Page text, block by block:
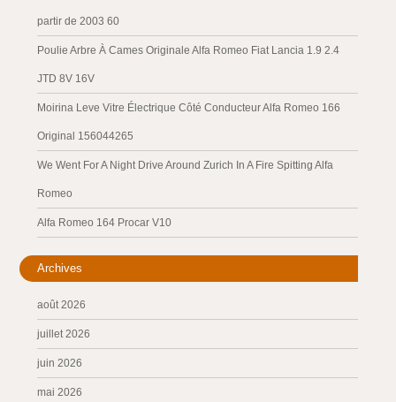
partir de 2003 60
Poulie Arbre À Cames Originale Alfa Romeo Fiat Lancia 1.9 2.4
JTD 8V 16V
Moirina Leve Vitre Électrique Côté Conducteur Alfa Romeo 166
Original 156044265
We Went For A Night Drive Around Zurich In A Fire Spitting Alfa
Romeo
Alfa Romeo 164 Procar V10
Archives
août 2026
juillet 2026
juin 2026
mai 2026